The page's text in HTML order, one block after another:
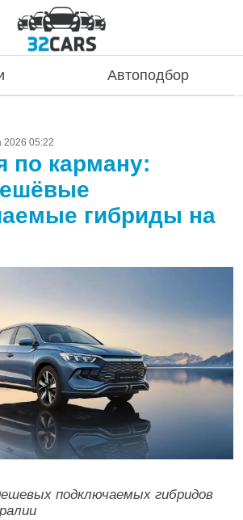
Автоподбор
2026 05:22
по карману:
гибриды на
подключаемых гибридов